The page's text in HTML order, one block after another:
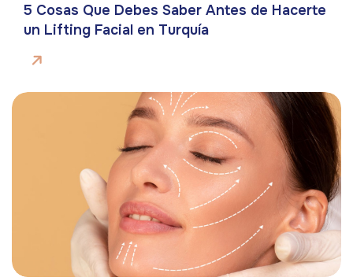
5 Cosas Que Debes Saber Antes de Hacerte
un Lifting Facial en Turquía